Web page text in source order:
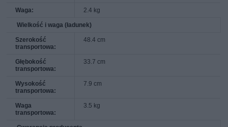
Waga: 2.4 kg
Wielkość i waga (ładunek)
Szerokość
transportowa:
48.4 cm
Głębokość
transportowa:
33.7 cm
Wysokość
transportowa:
7.9 cm
Waga
transportowa:
3.5 kg